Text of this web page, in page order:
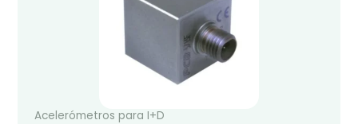
Acelerómetros para I+D